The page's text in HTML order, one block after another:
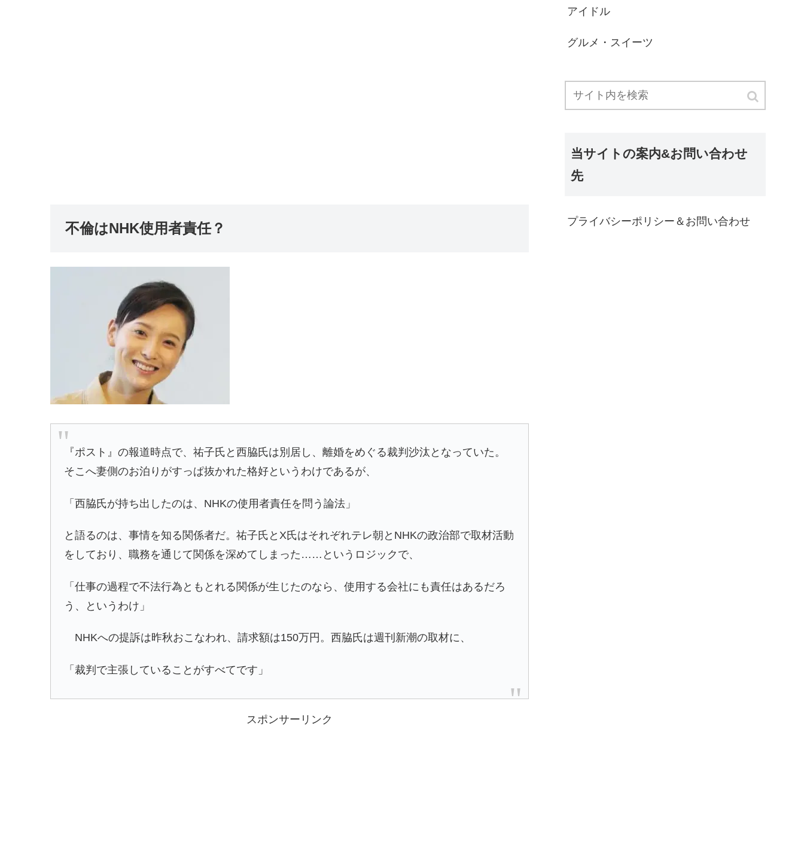
不倫はNHK使用者責任？
『ポスト』の報道時点で、祐子氏と西脇氏は別居し、離婚をめぐる裁判沙汰となっていた。
そこへ妻側のお泊りがすっぱ抜かれた格好というわけであるが、
「西脇氏が持ち出したのは、NHKの使用者責任を問う論法」
と語るのは、事情を知る関係者だ。祐子氏とX氏はそれぞれテレ朝とNHKの政治部で取材活動
をしており、職務を通じて関係を深めてしまった……というロジックで、
「仕事の過程で不法行為ともとれる関係が生じたのなら、使用する会社にも責任はあるだろ
う、というわけ」
NHKへの提訴は昨秋おこなわれ、請求額は150万円。西脇氏は週刊新潮の取材に、
「裁判で主張していることがすべてです」
スポンサーリンク
アイドル
グルメ・スイーツ
当サイトの案内&お問い合わせ
先
プライバシーポリシー＆お問い合わせ